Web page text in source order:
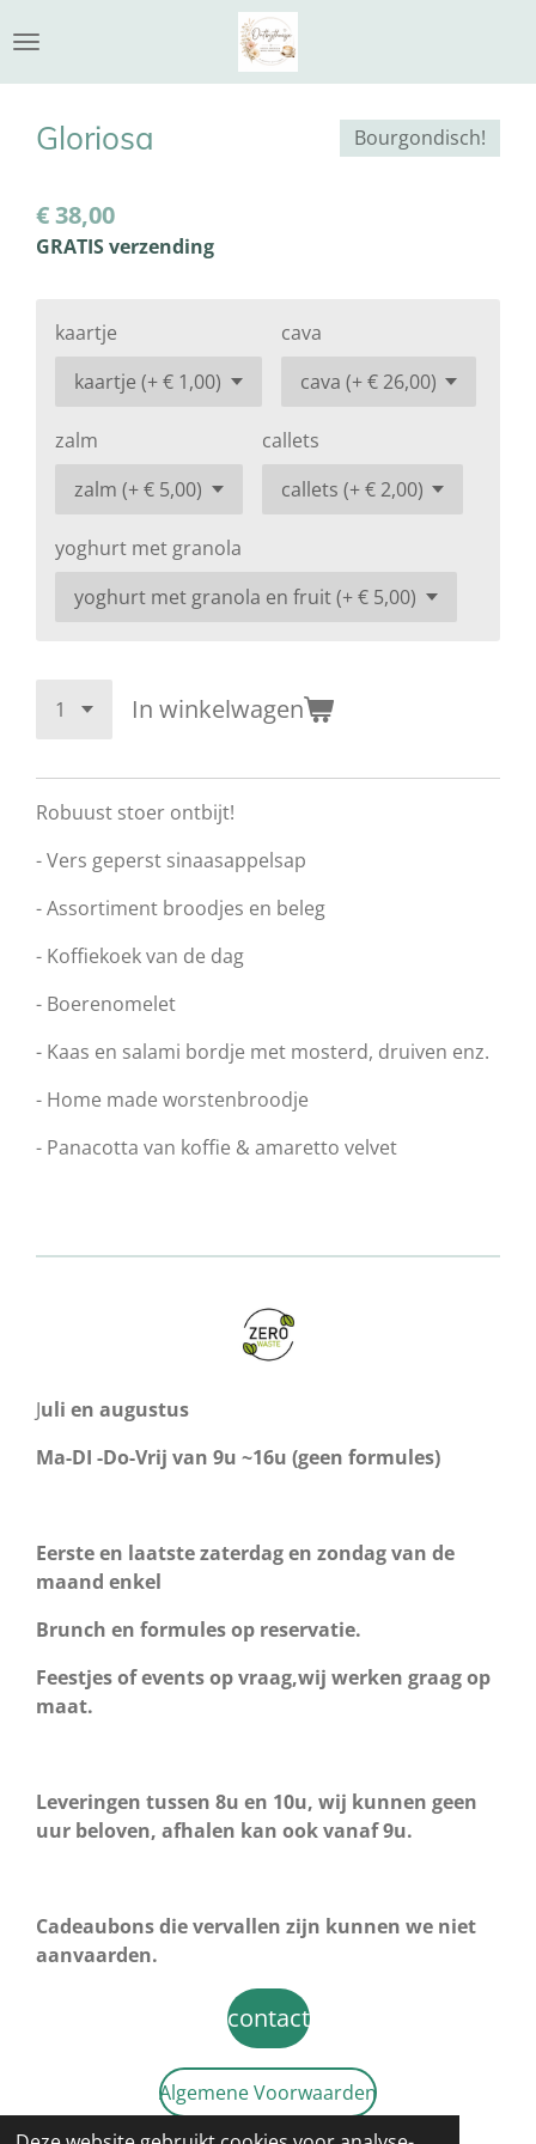
direct
naar
hoofdinhoud
Gloriosa Bourgondisch!
€ 38,00
GRATIS verzending
kaartje cava
zalm callets
yoghurt met granola
In winkelwagen
Robuust stoer ontbijt!
- Vers geperst sinaasappelsap
- Assortiment broodjes en beleg
- Koffiekoekvan de dag
- Boerenomelet
- Kaas en salami bordje met mosterd, druiven enz.
- Home made worstenbroodje
- Panacotta van koffie & amaretto velvet
Juli en augustus
Ma-DI -Do-Vrij van 9u ~16u (geen formules)
Eerste en laatste zaterdag en zondag van de
maand enkel
Brunch en formules op reservatie.
Feestjes of events op vraag,wij werken graag op
maat.
Leveringen tussen 8u en 10u, wij kunnen geen
uur beloven, afhalen kan ook vanaf 9u.
Cadeaubons die vervallen zijn kunnen we niet
aanvaarden.
contact
Algemene Voorwaarden
© 2020 - 2026 Breakfast with flowers